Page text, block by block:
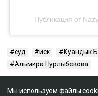
суд иск Куандык
Альмира Нурлыбекова
Мы используем файлы